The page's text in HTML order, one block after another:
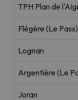
TPH Plan de
Flégère (Le Pass)
Lognan
Argentière (Le
Joran